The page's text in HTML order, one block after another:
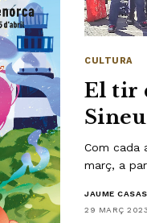
CULTURA
El tir
Sineu
Com cada
març, a
JAUME
29 MARÇ 2023